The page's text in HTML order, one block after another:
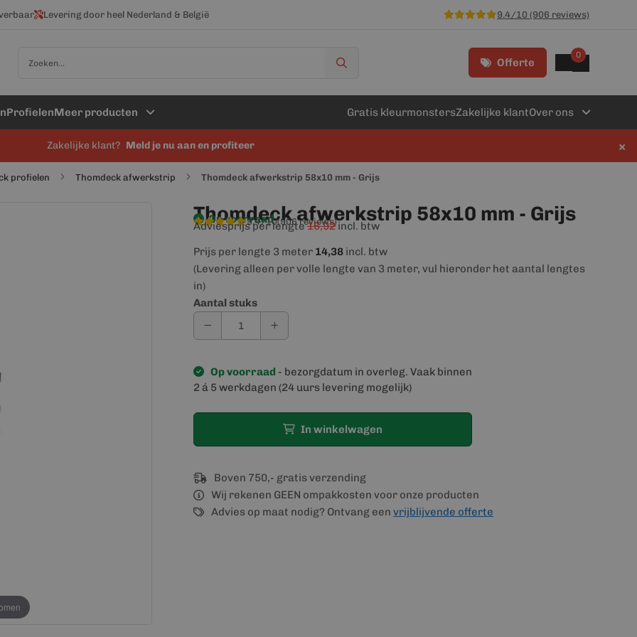
Levering door heel Nederland & België 9.4/10 (906 reviews)
Offerte
0
ProfielenMeer producten Gratis kleurmonstersZakelijke klantOver ons
Zakelijke klant? Meld je nu aan en profiteer ×
profielen Thomdeck afwerkstrip Thomdeck afwerkstrip 58x10 mm - Grijs
Thomdeck afwerkstrip 58x10 mm - Grijs
Op voorraad
9,4/10(906 reviews)
Adviesprijs per lengte16,92incl. btw
Prijs per lengte 3 meter 14,38 incl. btw
(Levering alleen per volle lengte van 3 meter, vul hieronder het aantal lengtes
in)
Aantal stuks
Op voorraad - bezorgdatum in overleg. Vaak binnen
2 á 5 werkdagen (24 uurs levering mogelijk)
In winkelwagen
Boven 750,- gratis verzending
Wij rekenen GEEN ompakkosten voor onze producten
Advies op maat nodig? Ontvang een vrijblijvende offerte